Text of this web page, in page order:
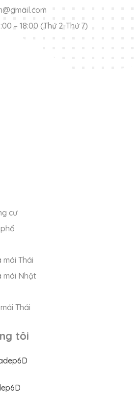
– 18:00 (Thứ 2-Thứ 7)
cư
mái Thái
mái Nhật
Thái
tôi